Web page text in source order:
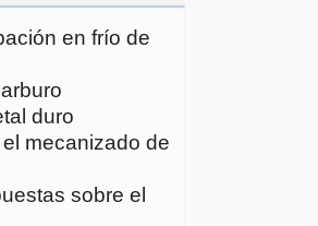
en frío de
duro
mecanizado de
sobre el